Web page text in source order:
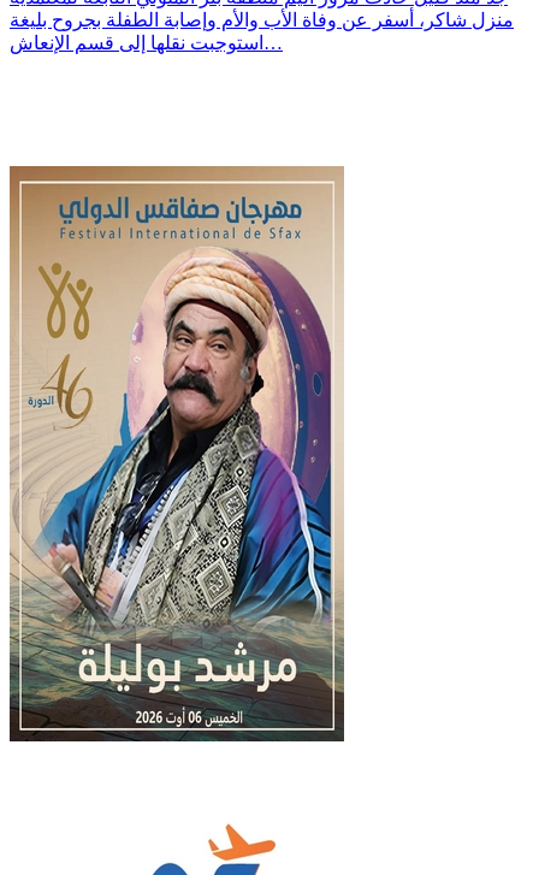
منزل شاكر، أسفر عن وفاة الأب والأم وإصابة الطفلة بجروح بليغة
استوجبت نقلها إلى قسم الإنعاش…